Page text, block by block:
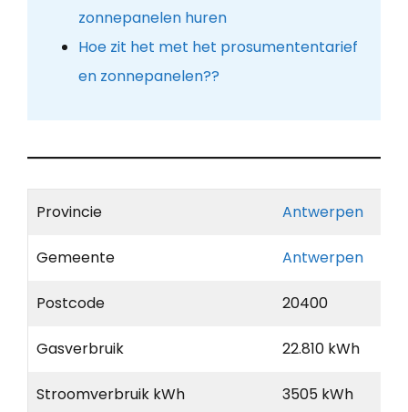
zonnepanelen huren
Hoe zit het met het prosumententarief
en zonnepanelen??
Provincie Antwerpen
Gemeente Antwerpen
Postcode 20400
Gasverbruik 22.810 kWh
Stroomverbruik kWh 3505 kWh